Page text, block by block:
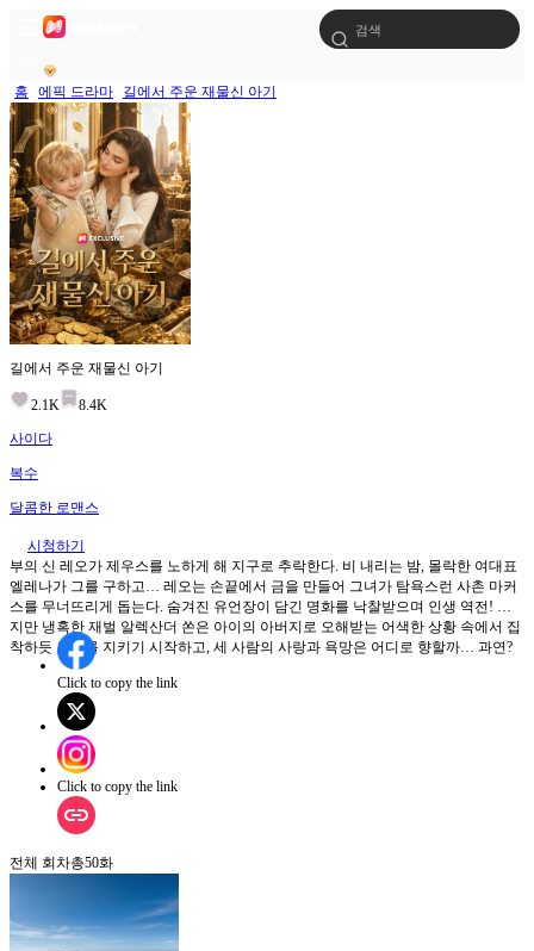
홈 에픽 드라마 길에서 주운 재물신 아기
길에서 주운 재물신 아기
2.1K
8.4K
사이다
복수
달콤한 로맨스
시청하기
부의 신 레오가 제우스를 노하게 해 지구로 추락한다. 비 내리는 밤, 몰락한 여대표
엘레나가 그를 구하고… 레오는 손끝에서 금을 만들어 그녀가 탐욕스런 사촌 마커
스를 무너뜨리게 돕는다. 숨겨진 유언장이 담긴 명화를 낙찰받으며 인생 역전! 하
지만 냉혹한 재벌 알렉산더 쏜은 아이의 아버지로 오해받는 어색한 상황 속에서 집
착하듯 그녀를 지키기 시작하고, 세 사람의 사랑과 욕망은 어디로 향할까… 과연?
Click to copy the link
Click to copy the link
전체 회차총50화